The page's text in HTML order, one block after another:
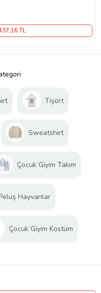
,16 TL
Tişört
Sweatshirt
Çocuk Giyim Takım
Hayvanlar
Çocuk Giyim Kostüm